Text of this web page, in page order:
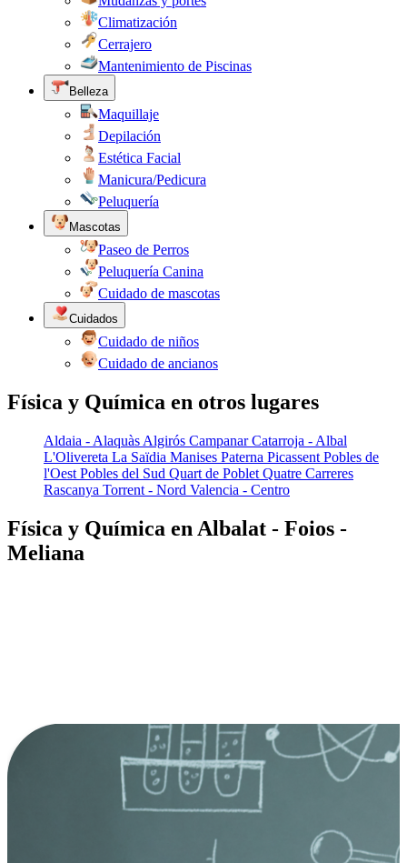
Climatización
Cerrajero
Mantenimiento de Piscinas
Belleza
Maquillaje
Depilación
Estética Facial
Manicura/Pedicura
Peluquería
Mascotas
Paseo de Perros
Peluquería Canina
Cuidado de mascotas
Cuidados
Cuidado de niños
Cuidado de ancianos
Física y Química en otros lugares
Aldaia - Alaquàs Algirós Campanar Catarroja - Albal
L'Olivereta La Saïdia Manises Paterna Picassent Pobles de
l'Oest Pobles del Sud Quart de Poblet Quatre Carreres
Rascanya Torrent - Nord Valencia - Centro
Física y Química en Albalat - Foios -
Meliana